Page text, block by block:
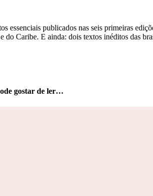
essenciais publicados nas seis primeiras
do Caribe. E ainda: dois textos inéditos das
gostar de ler…